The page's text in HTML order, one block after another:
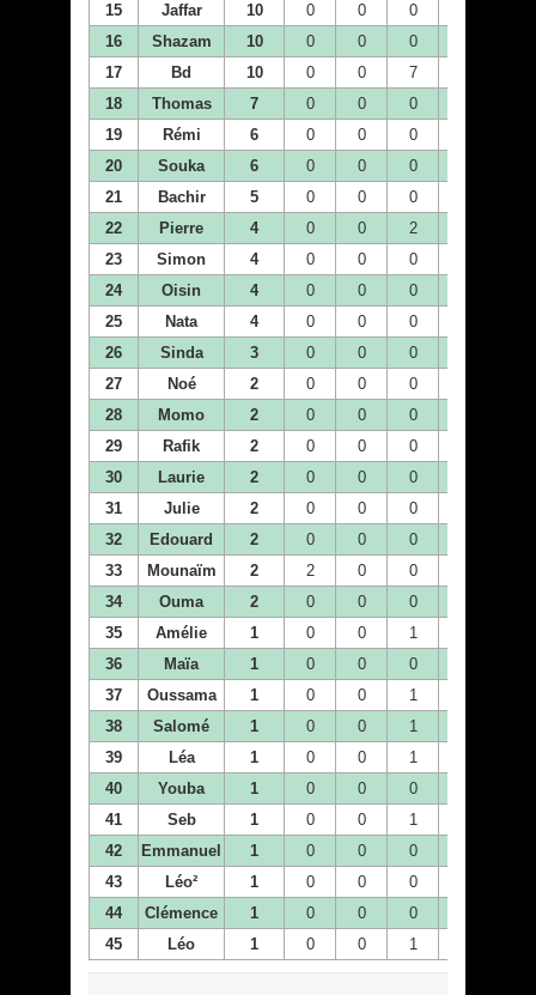
15
Jaffar 10 0 0 0
16
Shazam 10 0 0 0
17
Bd 10 0 0 7
18
Thomas 7 0 0 0
19
Rémi 6 0 0 0
20
Souka 6 0 0 0
21
Bachir 5 0 0 0
22
Pierre 4 0 0 2
23
Simon 4 0 0 0
24
Oisin 4 0 0 0
25
Nata 4 0 0 0
26
Sinda 3 0 0 0
27
Noé 2 0 0 0
28
Momo 2 0 0 0
29
Rafik 2 0 0 0
30
Laurie 2 0 0 0
31
Julie 2 0 0 0
32
Edouard 2 0 0 0
33
Mounaïm 2 2 0 0
34
Ouma 2 0 0 0
35
Amélie 1 0 0 1
36
Maïa 1 0 0 0
37
Oussama 1 0 0 1
38
Salomé 1 0 0 1
39
Léa 1 0 0 1
40
Youba 1 0 0 0
41
Seb 1 0 0 1
42
Emmanuel 1 0 0 0
43
Léo² 1 0 0 0
44
Clémence 1 0 0 0
45
Léo 1 0 0 1